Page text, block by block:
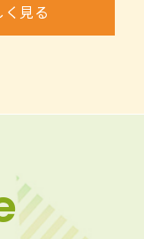
見る